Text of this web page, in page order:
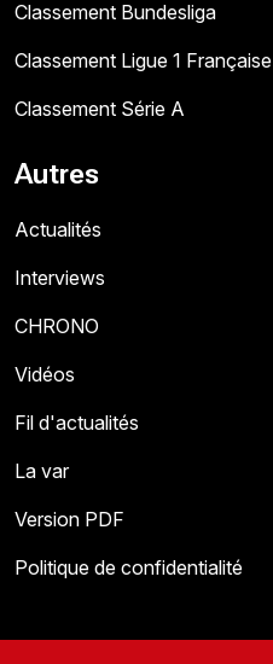
Classement Bundesliga
Classement Ligue 1 Française
Classement Série A
Autres
Actualités
Interviews
CHRONO
Vidéos
Fil d'actualités
La var
Version PDF
Politique de confidentialité